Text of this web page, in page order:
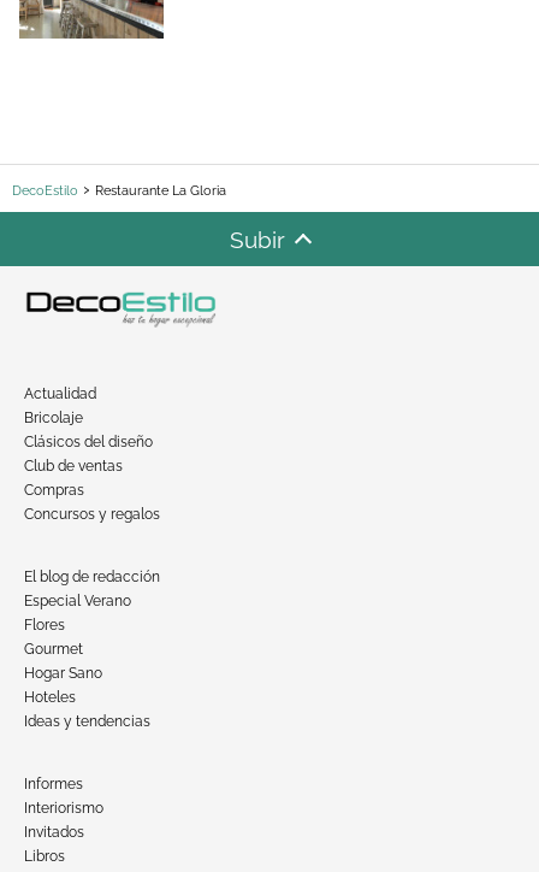
DecoEstilo Restaurante La Gloria
Subir
Actualidad
Bricolaje
Clásicos del diseño
Club de ventas
Compras
Concursos y regalos
El blog de redacción
Especial Verano
Flores
Gourmet
Hogar Sano
Hoteles
Ideas y tendencias
Informes
Interiorismo
Invitados
Libros